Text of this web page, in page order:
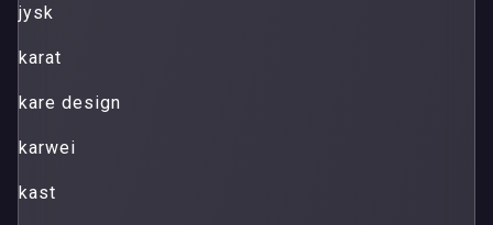
jysk
karat
kare design
karwei
kast